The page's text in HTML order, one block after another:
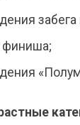
забега
финиша;